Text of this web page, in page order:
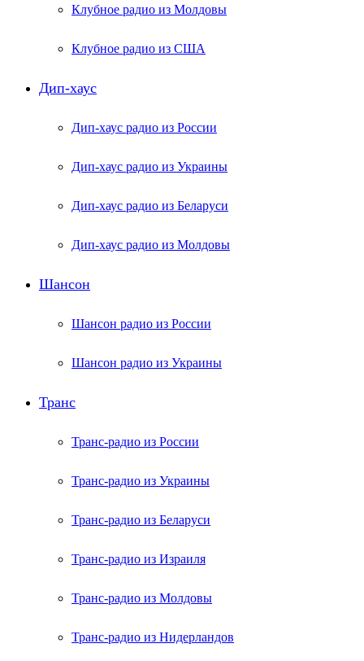
Клубное радио из Молдовы
Клубное радио из США
Дип-хаус
Дип-хаус радио из России
Дип-хаус радио из Украины
Дип-хаус радио из Беларуси
Дип-хаус радио из Молдовы
Шансон
Шансон радио из России
Шансон радио из Украины
Транс
Транс-радио из России
Транс-радио из Украины
Транс-радио из Беларуси
Транс-радио из Израиля
Транс-радио из Молдовы
Транс-радио из Нидерландов